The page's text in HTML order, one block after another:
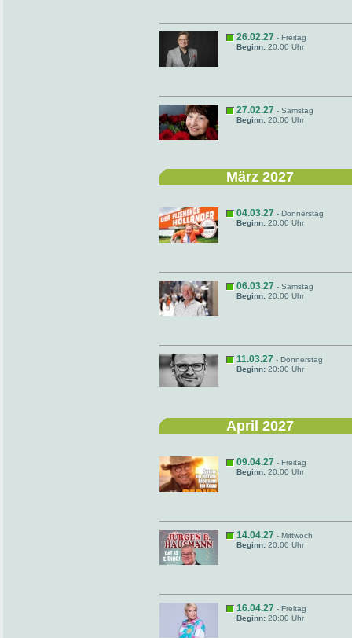
26.02.27 - Freitag
Beginn: 20:00 Uhr
27.02.27 - Samstag
Beginn: 20:00 Uhr
März 2027
04.03.27 - Donnerstag
Beginn: 20:00 Uhr
06.03.27 - Samstag
Beginn: 20:00 Uhr
11.03.27 - Donnerstag
Beginn: 20:00 Uhr
April 2027
09.04.27 - Freitag
Beginn: 20:00 Uhr
14.04.27 - Mittwoch
Beginn: 20:00 Uhr
16.04.27 - Freitag
Beginn: 20:00 Uhr